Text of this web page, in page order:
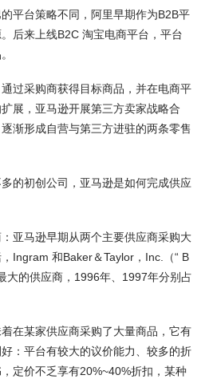
平台策略不同，阿里早期作为B2B平
后来上线B2C 淘宝电商平台，平台
过采购商获得目标商品，并在电商平
展，亚马逊开展第三方卖家战略合
渐形成自营与第三方进驻的两条零售
的初创公司，亚马逊是如何完成供应
亚马逊早期从两个主要供应商采购大
Ingram 和Baker＆Taylor，Inc.（“ B
大的供应商，1996年、1997年分别占
在某家供应商采购了大量商品，它有
：平台有较大的议价能力、较多的折
定价不乏享有20%~40%折扣，某种